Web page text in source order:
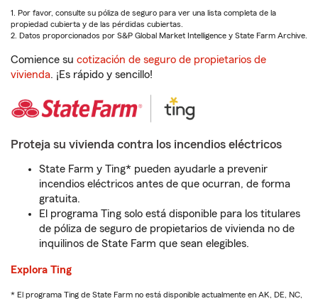
1. Por favor, consulte su póliza de seguro para ver una lista completa de la
propiedad cubierta y de las pérdidas cubiertas.
2. Datos proporcionados por S&P Global Market Intelligence y State Farm Archive.
Comience su cotización de seguro de propietarios de
vivienda. ¡Es rápido y sencillo!
Proteja su vivienda contra los incendios eléctricos
State Farm y Ting* pueden ayudarle a prevenir
incendios eléctricos antes de que ocurran, de forma
gratuita.
El programa Ting solo está disponible para los titulares
de póliza de seguro de propietarios de vivienda no de
inquilinos de State Farm que sean elegibles.
Explora Ting
* El programa Ting de State Farm no está disponible actualmente en AK, DE, NC,